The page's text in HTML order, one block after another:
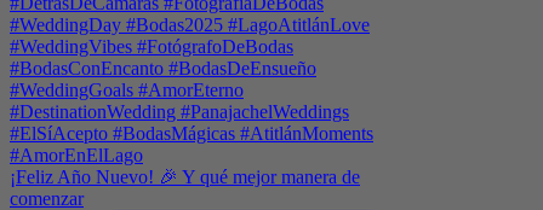
¡Feliz Año Nuevo! 🎉 Y qué mejor manera de
comenzar